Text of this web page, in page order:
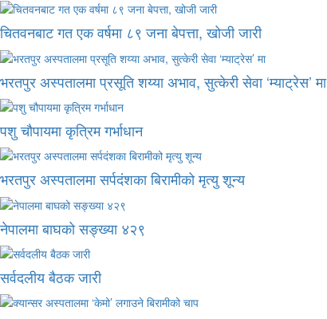
चितवनबाट गत एक वर्षमा ८९ जना बेपत्ता, खोजी जारी
भरतपुर अस्पतालमा प्रसूति शय्या अभाव, सुत्केरी सेवा ‘म्याट्रेस’ मा
पशु चौपायमा कृत्रिम गर्भाधान
भरतपुर अस्पतालमा सर्पदंशका बिरामीको मृत्यु शून्य
नेपालमा बाघको सङ्ख्या ४२९
सर्वदलीय बैठक जारी